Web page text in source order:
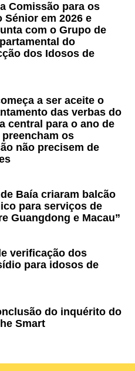
Comissão para os
em 2026 e
com o Grupo de
do
dos Idosos de
a ser aceite o
das verbas do
central para o ano de
os
não precisem de
Baía criaram balcão
para serviços de
Guangdong e Macau”
verificação dos
para idosos de
do inquérito do
Smart